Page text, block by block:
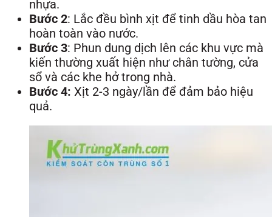
nhựa.
Bước 2: Lắc đều bình xịt để tinh dầu hòa tan
hoàn toàn vào nước.
Bước 3: Phun dung dịch lên các khu vực mà
kiến thường xuất hiện như chân tường, cửa
sổ và các khe hở trong nhà.
Bước 4: Xịt 2-3 ngày/lần để đảm bảo hiệu
quả.